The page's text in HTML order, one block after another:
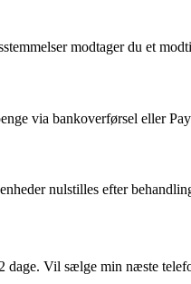
modtager du et
via bankoverførsel eller
nulstilles efter
dage. Vil sælge min næste